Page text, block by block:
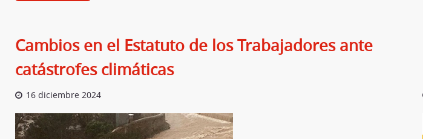
Cambios en el Estatuto de los Trabajadores ante
catástrofes climáticas
16 diciembre 2024